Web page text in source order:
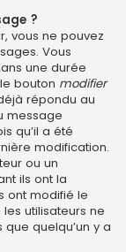
?
vous ne pouvez
Vous
une durée
bouton modifier
répondu au
message
qu’il a été
modification.
ou un
ils ont la
ont modifié le
utilisateurs ne
quelqu’un y a